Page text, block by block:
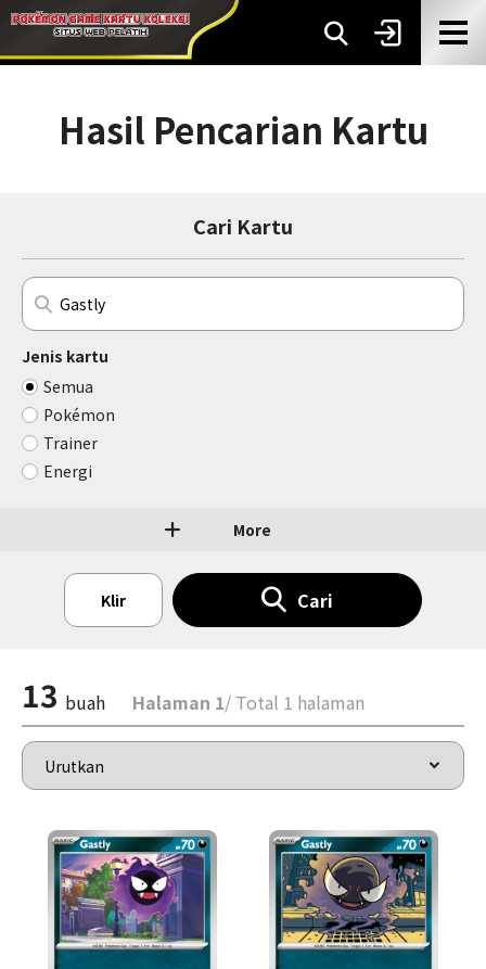
Hasil Pencarian Kartu
Cari Kartu
Jenis kartu
Semua
Pokémon
Trainer
Energi
More
Klir Cari
13 buah Halaman 1/ Total 1 halaman